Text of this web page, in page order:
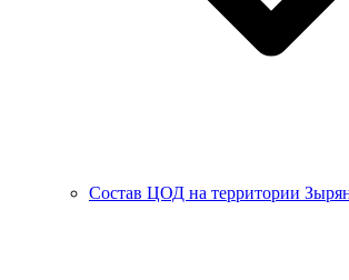
Состав ЦОД на территории